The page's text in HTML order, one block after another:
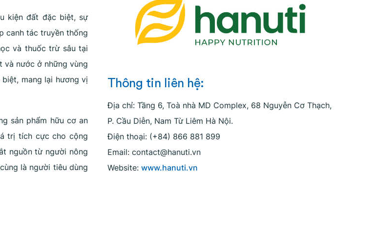
kiện đất đặc biệt, sự
canh tác truyền thống
và thuốc trừ sâu tại
và nước ở những vùng
mang lại hương vị
sản phẩm hữu cơ an
trị tích cực cho cộng
nguồn từ người nông
là người tiêu dùng
Thông tin liên hệ:
Địa chỉ: Tầng 6, Toà nhà MD Complex, 68 Nguyễn Cơ Thạch,
P. Cầu Diễn, Nam Từ Liêm Hà Nội.
Điện thoại: (+84) 866 881 899
Email: contact@hanuti.vn
Website: www.hanuti.vn